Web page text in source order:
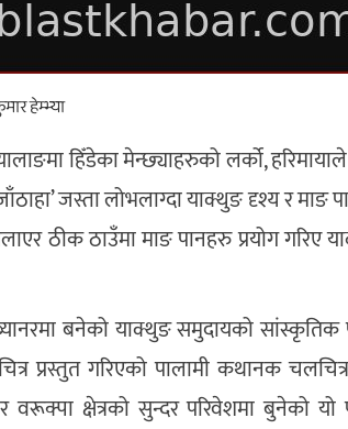
हेम्भ्या
हिँडेका मेन्छ्याहरुको लर्को,
जाँठाहा’ जस्ता लोभलाग्दा याक्थुङ दृश्य र
ठीक ठाउँमा माङ पानहरु प्रयोग गरिए
बनेको याक्थुङ समुदायको सांस्कृतिक
प्रस्तुत गरिएको पालामी कथानक
क्षेत्रको सुन्दर परिवेशमा बुनेको यो